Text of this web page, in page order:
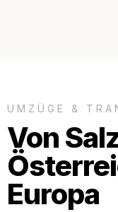
UMZÜGE &
Von
Europa